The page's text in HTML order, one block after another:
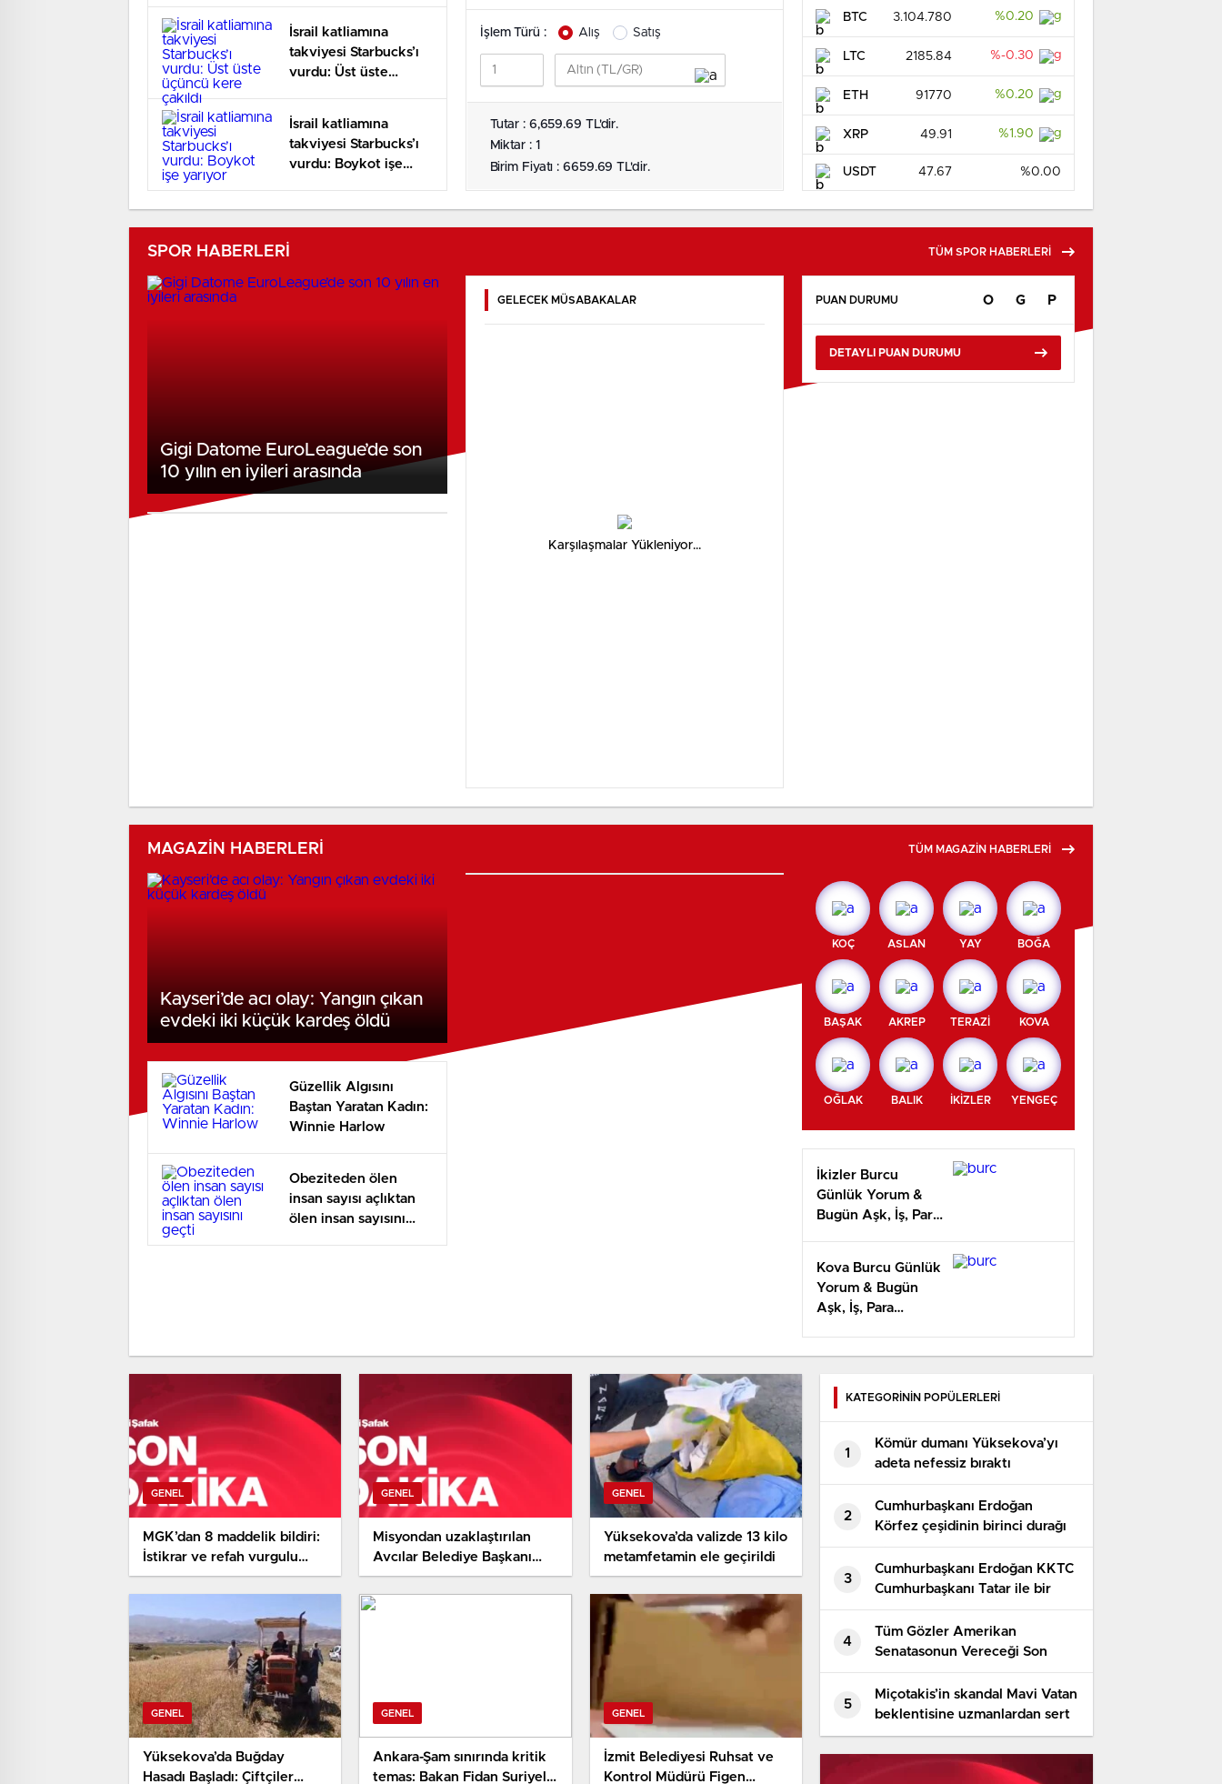
İsrail katliamına
takviyesi Starbucks’ı
vurdu: Üst üste
İsrail katliamına
takviyesi Starbucks’ı
vurdu: Boykot işe
İşlem Türü : Alış Satış
Tutar : 6,659.69 TL'dir.
Miktar : 1
Birim Fiyatı : 6659.69 TL'dir.
BTC 3.104.780 %0.20
LTC 2185.84 %-0.30
ETH 91770 %0.20
XRP 49.91 %1.90
USDT 47.67 %0.00
SPOR HABERLERİ TÜM SPOR HABERLERİ
Gigi Datome EuroLeague’de son
10 yılın en iyileri arasında
GELECEK MÜSABAKALAR
Karşılaşmalar Yükleniyor...
PUAN DURUMU O G P
DETAYLI PUAN DURUMU
MAGAZİN HABERLERİ TÜM MAGAZİN HABERLERİ
Kayseri’de acı olay: Yangın çıkan
evdeki iki küçük kardeş öldü
Güzellik Algısını
Baştan Yaratan Kadın:
Winnie Harlow
Obeziteden ölen
insan sayısı açlıktan
ölen insan sayısını
KOÇ ASLAN YAY BOĞA
BAŞAK AKREP TERAZİ KOVA
OĞLAK BALIK İKİZLER YENGEÇ
İkizler Burcu
Günlük Yorum &
Bugün Aşk, İş, Para
Kova Burcu Günlük
Yorum & Bugün
Aşk, İş, Para
GENEL
MGK’dan 8 maddelik bildiri:
İstikrar ve refah vurgulu
‘Terörsüz Türkiye’ ve
‘Terörsüz Bölge’ iletisi
GENEL
Misyondan uzaklaştırılan
Avcılar Belediye Başkanı
Çaykara’ya tahliye
GENEL
Yüksekova’da valizde 13 kilo
metamfetamin ele geçirildi
GENEL
Yüksekova’da Buğday
Hasadı Başladı: Çiftçiler
GENEL
Ankara-Şam sınırında kritik
temas: Bakan Fidan Suriyeli
GENEL
İzmit Belediyesi Ruhsat ve
Kontrol Müdürü Figen
KATEGORİNİN POPÜLERLERİ
1
Kömür dumanı Yüksekova’yı
adeta nefessiz bıraktı
2
Cumhurbaşkanı Erdoğan
Körfez çeşidinin birinci durağı
Suudi Arabistan’da
3
Cumhurbaşkanı Erdoğan KKTC
Cumhurbaşkanı Tatar ile bir
ortaya geldi
4
Tüm Gözler Amerikan
Senatasonun Vereceği Son
Kararda
5
Miçotakis’in skandal Mavi Vatan
beklentisine uzmanlardan sert
reaksiyon: Türkiye geri adım
atamaz